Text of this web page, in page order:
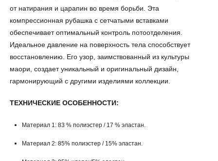
от натирания и царапин во время борьби. Эта
компрессионная рубашка с сетчатыми вставками
обеспечивает оптимальный контроль потоотделения.
Идеальное давление на поверхность тела способствует
восстановлению. Его узор, заимствованный из культуры
маори, создает уникальный и оригинальный дизайн,
гармонирующий с другими изделиями коллекции.
ТЕХНИЧЕСКИЕ ОСОБЕННОСТИ:
Материал 1: 83 % полиэстер / 17 % эластан.
Материал 2: 85% полиэстер / 15% эластан.